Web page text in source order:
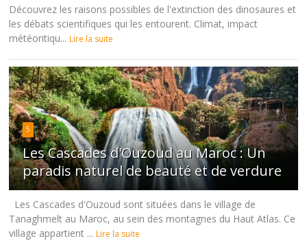
Découvrez les raisons possibles de l'extinction des dinosaures et
les débats scientifiques qui les entourent. Climat, impact
météoritiqu... Lire la suite
5
Les Cascades d'Ouzoud au Maroc : Un
paradis naturel de beauté et de verdure
Les Cascades d'Ouzoud sont situées dans le village de
Tanaghmelt au Maroc, au sein des montagnes du Haut Atlas. Ce
village appartient ... Lire la suite